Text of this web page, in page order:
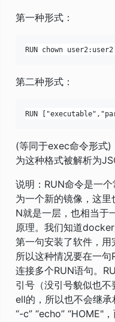
第一种形式：
第二种形式：
(等同于exec命令形式)
为这种格式被解析为
说明：RUN命令是一
为一个新的镜像，这
N就是一层，也相当于
原理。我们知道
第一句安装了软件，用
所以这种情况要在一
连接多个RUN语句。
引号（没引号貌似也
ell的，所以也不会继承
“-c” “echo” “HOME"